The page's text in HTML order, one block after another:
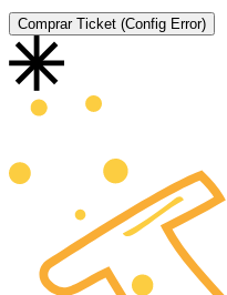
Comprar Ticket (Config Error)